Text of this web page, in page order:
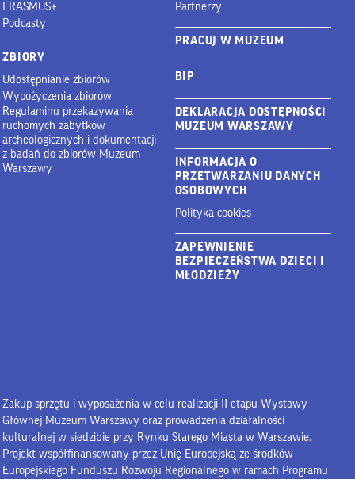
ERASMUS+
Podcasty
ZBIORY
Udostępnianie zbiorów
Wypożyczenia zbiorów
Regulaminu przekazywania
ruchomych zabytków
archeologicznych i dokumentacji
z badań do zbiorów Muzeum
Warszawy
Partnerzy
PRACUJ W MUZEUM
BIP
DEKLARACJA DOSTĘPNOŚCI
MUZEUM WARSZAWY
INFORMACJA O
PRZETWARZANIU DANYCH
OSOBOWYCH
Polityka cookies
ZAPEWNIENIE
BEZPIECZEŃSTWA DZIECI I
MŁODZIEŻY
Zakup sprzętu i wyposażenia w celu realizacji II etapu Wystawy
Głównej Muzeum Warszawy oraz prowadzenia działalności
kulturalnej w siedzibie przy Rynku Starego Miasta w Warszawie.
Projekt współfinansowany przez Unię Europejską ze środków
Europejskiego Funduszu Rozwoju Regionalnego w ramach Programu